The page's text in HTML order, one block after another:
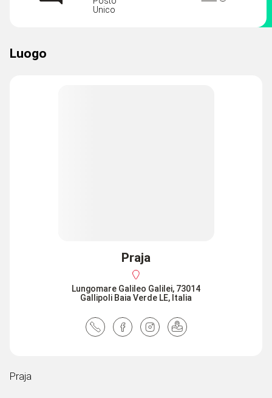
Unico
Luogo
Praja
Praja
Lungomare Galileo Galilei, 73014
Gallipoli Baia Verde LE, Italia